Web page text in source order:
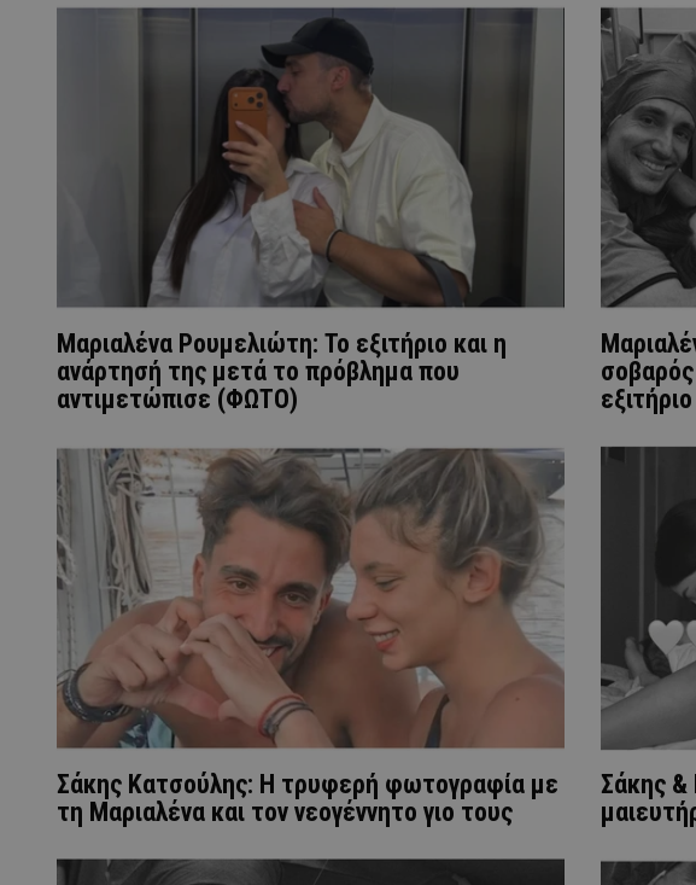
Μαριαλένα Ρουμελιώτη: Το εξιτήριο και η
ανάρτησή της μετά το πρόβλημα που
αντιμετώπισε (ΦΩΤΟ)
Σάκης Κατσούλης: Η τρυφερή φωτογραφία με
τη Μαριαλένα και τον νεογέννητο γιο τους
Σάκης &